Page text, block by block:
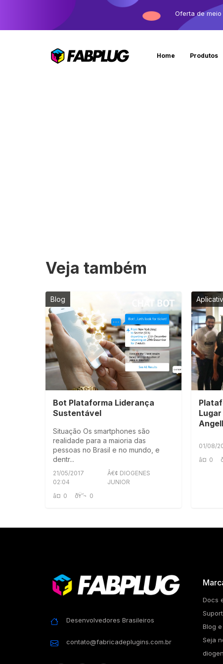
Oferta de
Home Produtos
Veja também
Blog
Bot Plataforma Liderança
Sustentável
Situação Os smartphones são
realidade para a maioria das
pessoas no Brasil e no mundo, e
dentr...
21/05/2017
02:04
Â€¢ DIOGENES
JUNIOR
â¤ 0 ðŸ’¬ 0
01/08/
â¤ 0
Desenvolvedores Brasileiros
contato@fabricadeplugins.com.br
Docs
Blog
Seja